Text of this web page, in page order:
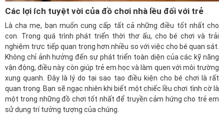
Các lợi ích tuyệt vời của đồ chơi nhà lều đối với trẻ
Là cha mẹ, bạn muốn cung cấp tất cả những điều tốt nhất cho
con. Trong quá trình phát triển thời thơ ấu, cho bé chơi và trải
nghiệm trực tiếp quan trọng hơn nhiều so với việc cho bé quan sát.
Không chỉ ảnh hưởng đến sự phát triển toàn diện của các kỹ năng
vận động, điều này còn giúp trẻ em học và làm quen với môi trường
xung quanh. Đây là lý do tại sao tạo điều kiện cho bé chơi là rất
quan trọng. Bạn sẽ ngạc nhiên khi biết một chiếc lều chơi tình cờ là
một trong những đồ chơi tốt nhất để truyền cảm hứng cho trẻ em
sử dụng trí tưởng tượng của chúng.